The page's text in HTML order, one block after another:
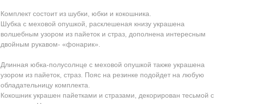
Комплект состоит из шубки, юбки и кокошника.
Шубка с меховой опушкой, расклешеная книзу украшена
волшебным узором из пайеток и страз, дополнена интересным
двойным рукавом- «фонарик».
Длинная юбка-полусолнце с меховой опушкой также украшена
узором из пайеток, страз. Пояс на резинке подойдет на любую
обладательницу комплекта.
Кокошник украшен пайетками и стразами, декорирован тесьмой с